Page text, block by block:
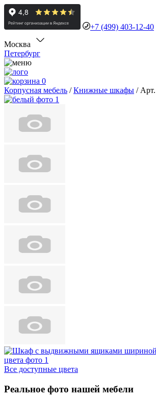
+7 (499) 403-12-40
Москва
Петербург
0
Корпусная мебель /Книжные шкафы /
Все доступные цвета
Реальное фото нашей мебели